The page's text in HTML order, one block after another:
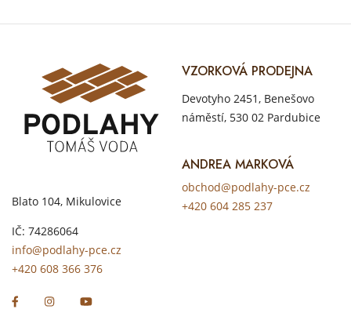
Blato 104, Mikulovice
IČ: 74286064
info@podlahy-pce.cz
+420 608 366 376
VZORKOVÁ PRODEJNA
Devotyho 2451, Benešovo
náměstí, 530 02 Pardubice
ANDREA MARKOVÁ
obchod@podlahy-pce.cz
+420 604 285 237